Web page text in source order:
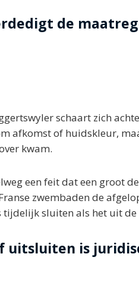
de
schaart zich
afkomst of huidskleur,
kwam.
een feit dat een groot
zwembaden de
tijdelijk sluiten als het uit
uitsluiten is